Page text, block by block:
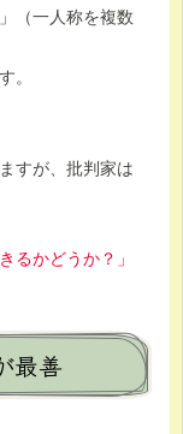
（一人称を複数
。
すが、批判家は
るかどうか？」
最善